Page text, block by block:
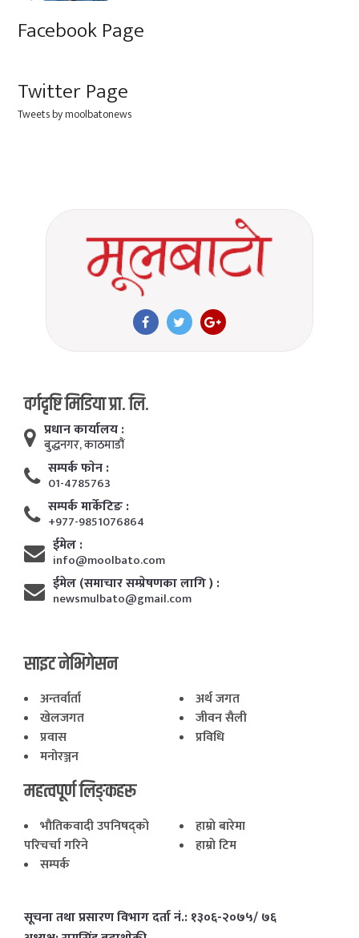
Facebook Page
Twitter Page
Tweets by moolbatonews
वर्गदृष्टि मिडिया प्रा. लि.
प्रधान कार्यालय :
बुद्धनगर, काठमाडाैं
सम्पर्क फाेन :
01-4785763
सम्पर्क मार्केटिङ :
+977-9851076864
ईमेल :
info@moolbato.com
ईमेल (समाचार सम्प्रेषणका लागि ) :
newsmulbato@gmail.com
साइट नेभिगेसन
अन्तर्वार्ता
अर्थ जगत
खेलजगत
जीवन सैली
प्रवास
प्रविधि
मनोरञ्जन
महत्वपूर्ण लिङ्कहरू
भाैतिकवादी उपनिषद्काे
परिचर्चा गरिने
हाम्राे बारेमा
हाम्राे टिम
सम्पर्क
सूचना तथा प्रसारण विभाग दर्ता नं.: १३०६-२०७५/ ७६